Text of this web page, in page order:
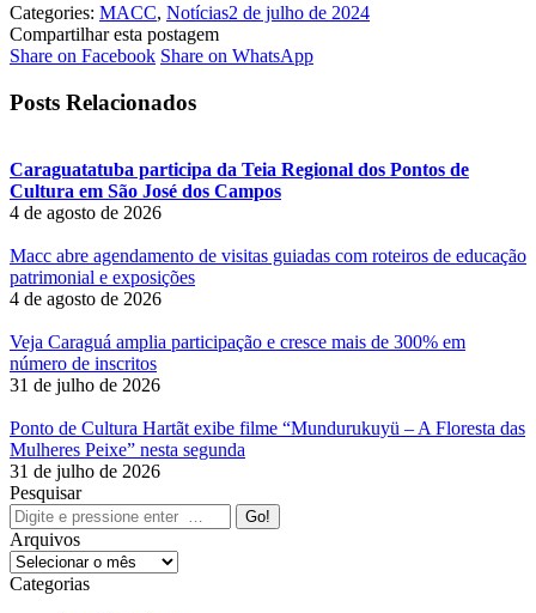
Categories: MACC, Notícias2 de julho de 2024
Compartilhar esta postagem
Share on FacebookShare
Facebook
Share on WhatsAppShare
Posts Relacionados
Caraguatatuba participa da Teia Regional dos Pontos de
Cultura em São José dos Campos
4 de agosto de 2026
Macc abre agendamento de visitas guiadas com roteiros de educação
patrimonial e exposições
4 de agosto de 2026
Veja Caraguá amplia participação e cresce mais de 300% em
número de inscritos
31 de julho de 2026
Ponto de Cultura Hartãt exibe filme “Mundurukuyü – A Floresta das
Mulheres Peixe” nesta segunda
31 de julho de 2026
Pesquisar
Search:
Arquivos
Arquivos
Categorias